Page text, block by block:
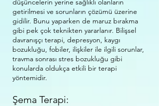
düşüncelerin yerine sağlıklı olanların
getirilmesi ve sorunların çözümü üzerine
gidilir. Bunu yaparken de maruz bırakma
gibi pek çok teknikten yararlanır. Bilişsel
davranışçı terapi, depresyon, kaygı
bozukluğu, fobiler, ilişkiler ile ilgili sorunlar,
travma sonrası stres bozukluğu gibi
konularda oldukça etkili bir terapi
yöntemidir.
Şema Terapi: